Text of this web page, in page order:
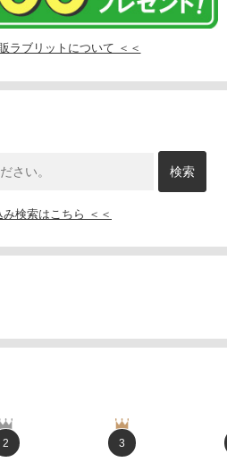
ラブリットについて ＜＜
み検索はこちら ＜＜
2 3